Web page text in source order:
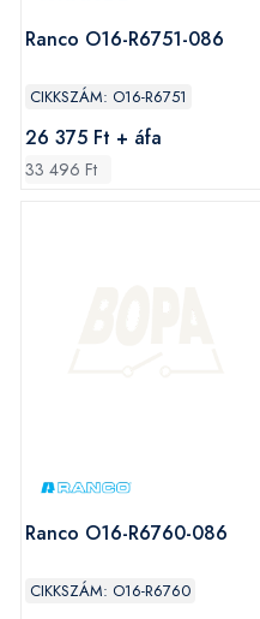
Ranco O16-R6751-086
CIKKSZÁM: O16-R6751
26 375 Ft + áfa
33 496 Ft
Ranco O16-R6760-086
CIKKSZÁM: O16-R6760